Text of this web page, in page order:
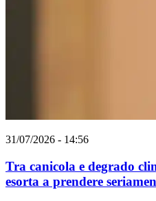
31/07/2026 - 14:56
Tra canicola e degrado
esorta a prendere